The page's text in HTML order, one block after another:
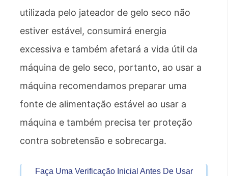
utilizada pelo jateador de gelo seco não
estiver estável, consumirá energia
excessiva e também afetará a vida útil da
máquina de gelo seco, portanto, ao usar a
máquina recomendamos preparar uma
fonte de alimentação estável ao usar a
máquina e também precisa ter proteção
contra sobretensão e sobrecarga.
Faça Uma Verificação Inicial Antes De Usar